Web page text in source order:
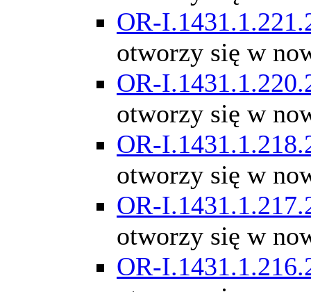
OR-
otworzy się w
OR-
otworzy się w
OR-
otworzy się w
OR-
otworzy się w
OR-